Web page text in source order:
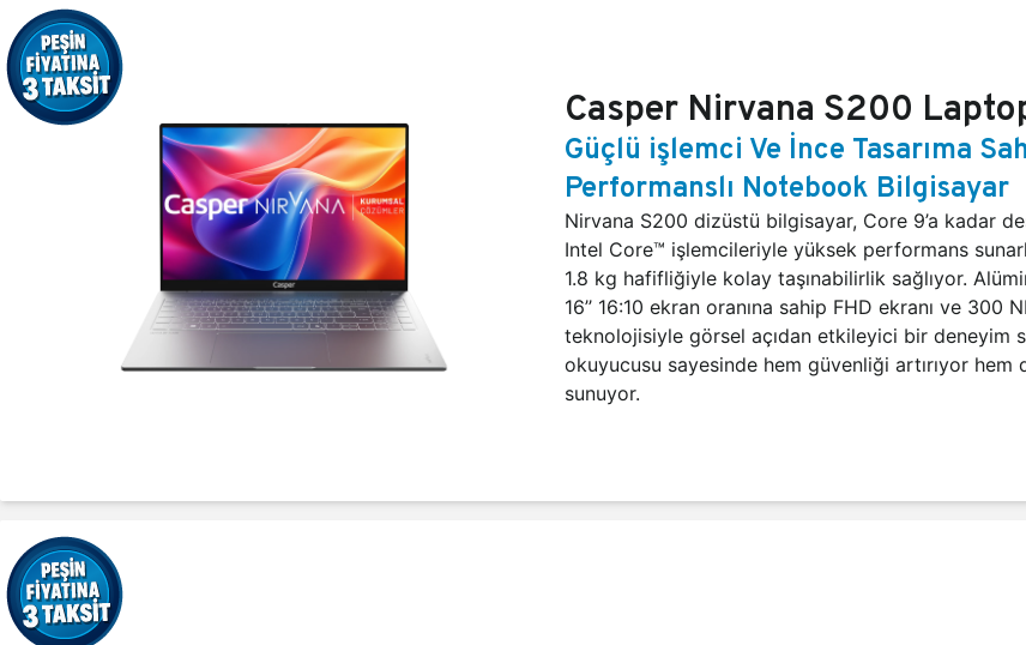
Casper Nirvana S200
Güçlü işlemci Ve İnce Tasarıma
Performanslı Notebook Bilgisayar
Nirvana S200 dizüstü bilgisayar, Core 9’a kadar
Intel Core™ işlemcileriyle yüksek performans
1.8 kg hafifliğiyle kolay taşınabilirlik sağlıyor.
16’’ 16:10 ekran oranına sahip FHD ekranı ve 300
teknolojisiyle görsel açıdan etkileyici bir deneyim
okuyucusu sayesinde hem güvenliği artırıyor hem
sunuyor.